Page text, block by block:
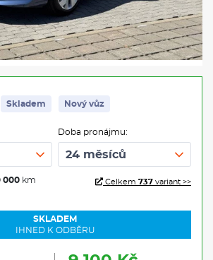
Skladem Nový vůz
000 km
Doba pronájmu:
Celkem 737 variant >>
SKLADEM
IHNED K ODBĚRU